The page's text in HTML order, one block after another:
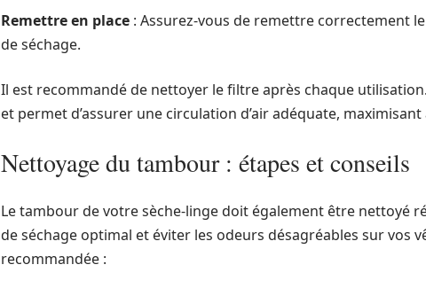
Remettre en place : Assurez-vous de remettre correctement
de séchage.
Il est recommandé de nettoyer le filtre après chaque
et permet d’assurer une circulation d’air adéquate,
Nettoyage du tambour : étapes et conseils
Le tambour de votre sèche-linge doit également être nettoyé
de séchage optimal et éviter les odeurs désagréables sur vos
recommandée :